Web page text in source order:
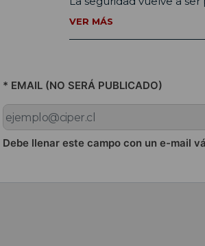
VER MÁS
* EMAIL (NO SERÁ PUBLICADO)
Debe llenar este campo con un e-mail